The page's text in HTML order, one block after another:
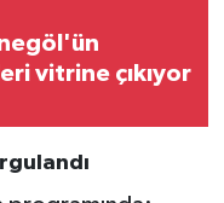
vitrine çıkıyor